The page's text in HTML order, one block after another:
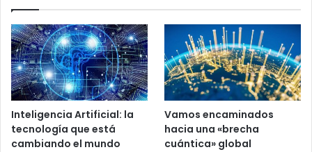
Inteligencia Artificial: la
tecnología que está
cambiando el mundo
Vamos encaminados
hacia una «brecha
cuántica» global